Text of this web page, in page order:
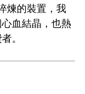
煉的裝置，我
血結晶，也熱
。